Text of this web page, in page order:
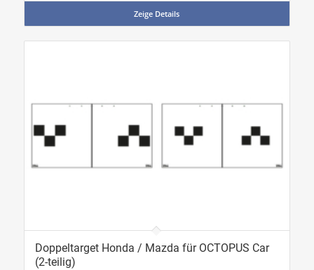
Zeige Details
Doppeltarget Honda / Mazda für OCTOPUS Car
(2-teilig)